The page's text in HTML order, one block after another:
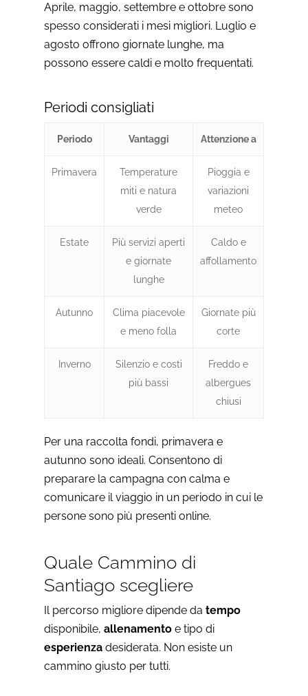
Aprile, maggio, settembre e ottobre sono
spesso considerati i mesi migliori. Luglio e
agosto offrono giornate lunghe, ma
possono essere caldi e molto frequentati.
Periodi consigliati
Periodo Vantaggi Attenzione a
Primavera
Temperature
miti e natura
verde
Pioggia e
variazioni
meteo
Estate
Più servizi aperti
e giornate
lunghe
Caldo e
affollamento
Autunno
Clima piacevole
e meno folla
Giornate più
corte
Inverno
Silenzio e costi
più bassi
Freddo e
albergues
chiusi
Per una raccolta fondi, primavera e
autunno sono ideali. Consentono di
preparare la campagna con calma e
comunicare il viaggio in un periodo in cui le
persone sono più presenti online.
Quale Cammino di
Santiago scegliere
Il percorso migliore dipende da tempo
disponibile, allenamento e tipo di
esperienza desiderata. Non esiste un
cammino giusto per tutti.